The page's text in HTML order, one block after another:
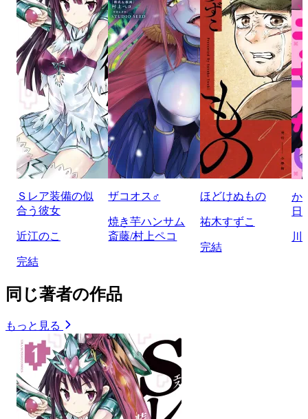
Ｓレア装備の似
合う彼女
近江のこ
完結
ザコオス♂
焼き芋ハンサム
斎藤/村上ペコ
ほどけぬもの
祐木すずこ
完結
か
日
川
同じ著者の作品
もっと見る